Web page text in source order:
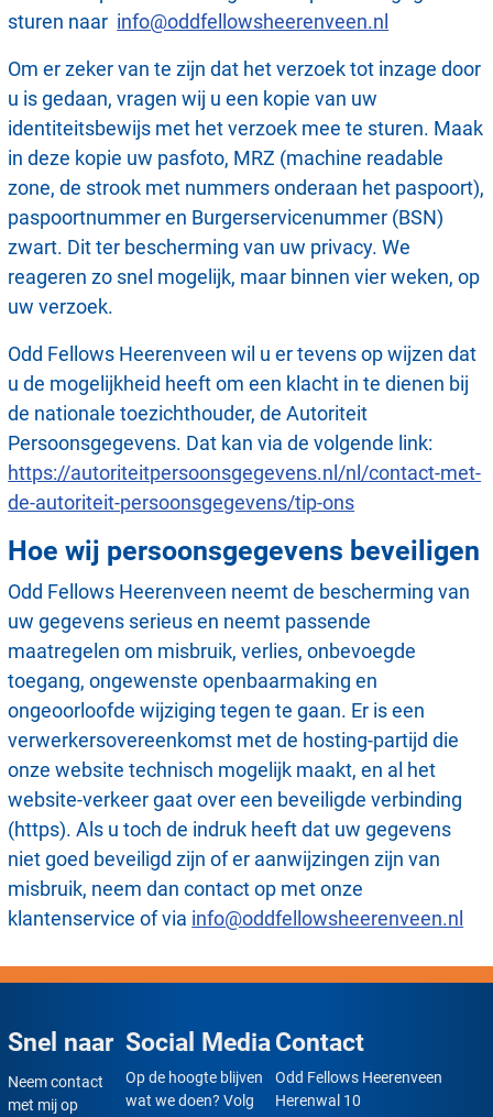
sturen naar info@oddfellowsheerenveen.nl
Om er zeker van te zijn dat het verzoek tot inzage door
u is gedaan, vragen wij u een kopie van uw
identiteitsbewijs met het verzoek mee te sturen. Maak
in deze kopie uw pasfoto, MRZ (machine readable
zone, de strook met nummers onderaan het paspoort),
paspoortnummer en Burgerservicenummer (BSN)
zwart. Dit ter bescherming van uw privacy. We
reageren zo snel mogelijk, maar binnen vier weken, op
uw verzoek.
Odd Fellows Heerenveen wil u er tevens op wijzen dat
u de mogelijkheid heeft om een klacht in te dienen bij
de nationale toezichthouder, de Autoriteit
Persoonsgegevens. Dat kan via de volgende link:
https://autoriteitpersoonsgegevens.nl/nl/contact-met-
de-autoriteit-persoonsgegevens/tip-ons
Hoe wij persoonsgegevens beveiligen
Odd Fellows Heerenveen neemt de bescherming van
uw gegevens serieus en neemt passende
maatregelen om misbruik, verlies, onbevoegde
toegang, ongewenste openbaarmaking en
ongeoorloofde wijziging tegen te gaan. Er is een
verwerkersovereenkomst met de hosting-partijd die
onze website technisch mogelijk maakt, en al het
website-verkeer gaat over een beveiligde verbinding
(https). Als u toch de indruk heeft dat uw gegevens
niet goed beveiligd zijn of er aanwijzingen zijn van
misbruik, neem dan contact op met onze
klantenservice of via info@oddfellowsheerenveen.nl
Snel naar
Neem contact
met mij op
Social Media
Op de hoogte blijven
wat we doen? Volg
Contact
Odd Fellows Heerenveen
Herenwal 10